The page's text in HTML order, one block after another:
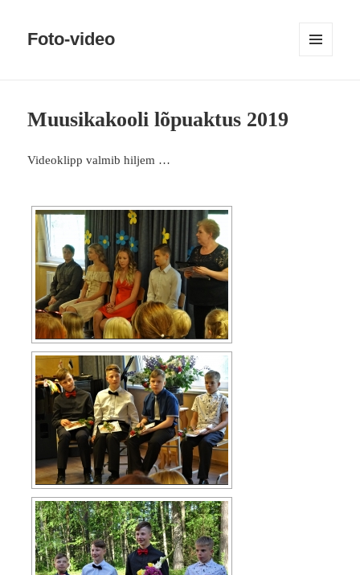
Foto-video
Muusikakooli lõpuaktus 2019
Videoklipp valmib hiljem …